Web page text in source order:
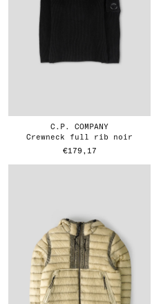
C.P. COMPANY
crewneck full rib noir
€179,17